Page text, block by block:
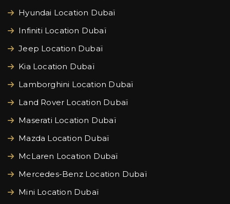
Hyundai Location Dubaï
Infiniti Location Dubaï
Jeep Location Dubaï
Kia Location Dubaï
Lamborghini Location Dubaï
Land Rover Location Dubaï
Maserati Location Dubaï
Mazda Location Dubaï
McLaren Location Dubaï
Mercedes-Benz Location Dubaï
Mini Location Dubaï